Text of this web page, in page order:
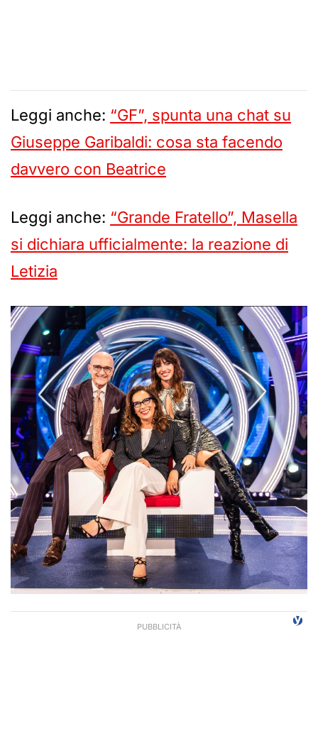
Leggi anche: “GF”, spunta una chat su
Giuseppe Garibaldi: cosa sta facendo
davvero con Beatrice
Leggi anche: “Grande Fratello”, Masella
si dichiara ufficialmente: la reazione di
Letizia